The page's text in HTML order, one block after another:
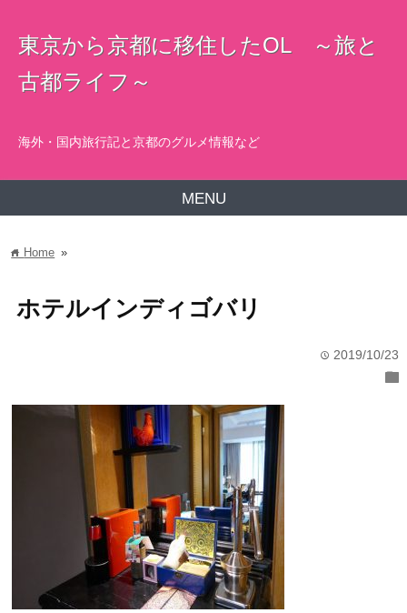
東京から京都に移住したOL ～旅と
古都ライフ～
海外・国内旅行記と京都のグルメ情報など
MENU
home Home »
ホテルインディゴバリ
time 2019/10/23
folder